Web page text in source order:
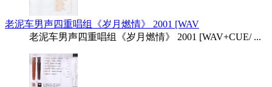
老泥车男声四重唱组《岁月燃情》 2001 [WAV
老泥车男声四重唱组《岁月燃情》 2001 [WAV+CUE/ ...